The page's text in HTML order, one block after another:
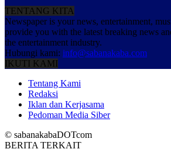
TENTANG KITA
Newspaper is your news, entertainment,
provide you with the latest breaking news
the entertainment industry.
Hubungi kami: info@sabanakaba.com
IKUTI KAMI
Tentang Kami
Redaksi
Iklan dan Kerjasama
Pedoman Media Siber
© sabanakabaDOTcom
BERITA TERKAIT